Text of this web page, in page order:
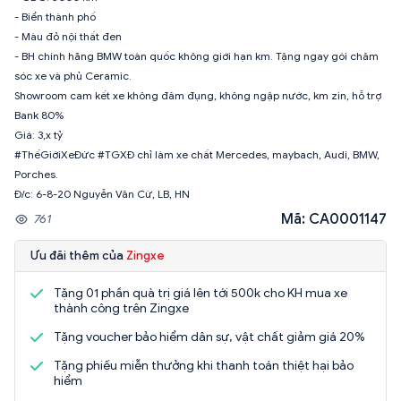
- Biển thành phố
- Màu đỏ nội thất đen
- BH chính hãng BMW toàn quốc không giới hạn km. Tặng ngay gói chăm
sóc xe và phủ Ceramic.
Showroom cam kết xe không đâm đụng, không ngập nước, km zin, hỗ trợ
Bank 80%
Giá: 3,x tỷ
#ThếGiớiXeĐức #TGXĐ chỉ làm xe chất Mercedes, maybach, Audi, BMW,
Porches.
Đ/c: 6-8-20 Nguyễn Văn Cừ, LB, HN
761 Mã: CA0001147
Ưu đãi thêm của Zingxe
Tặng 01 phần quà trị giá lên tới 500k cho KH mua xe
thành công trên Zingxe
Tặng voucher bảo hiểm dân sự, vật chất giảm giá 20%
Tặng phiếu miễn thưởng khi thanh toán thiệt hại bảo
hiểm